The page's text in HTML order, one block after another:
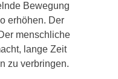
Bewegung
erhöhen. Der
menschliche
lange Zeit
zu verbringen.